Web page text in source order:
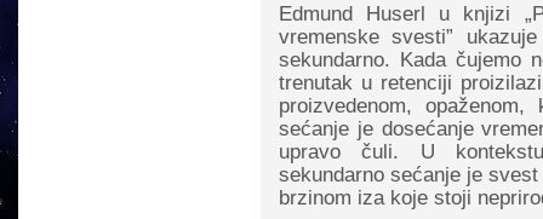
Edmund Huserl u knjizi
vremenske svesti”
sekundarno. Kada čujemo
trenutak u retenciji
proizvedenom, opaženom,
sećanje je dosećanje
upravo čuli. U
sekundarno sećanje je
brzinom iza koje stoji